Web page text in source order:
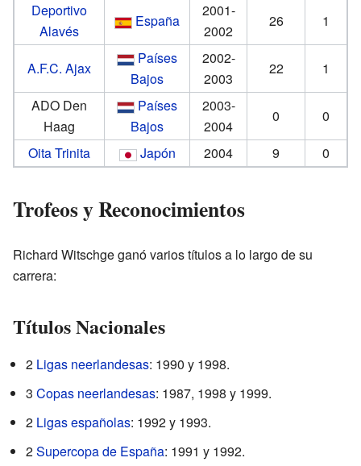
Deportivo
Alavés
España
2001-
2002
26 1
A.F.C. Ajax
Países
Bajos
2002-
2003
22
1
ADO Den
Haag
Países
Bajos
2003-
2004
0
0
Oita Trinita
Japón 2004 9 0
Trofeos y Reconocimientos
Richard Witschge ganó varios títulos a lo largo de su
carrera:
Títulos Nacionales
2 Ligas neerlandesas: 1990 y 1998.
3 Copas neerlandesas: 1987, 1998 y 1999.
2 Ligas españolas: 1992 y 1993.
2Supercopa de España: 1991 y 1992.